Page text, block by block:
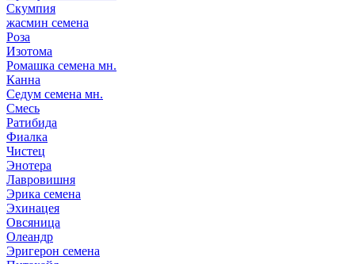
Скумпия
жасмин семена
Роза
Изотома
Ромашка семена мн.
Канна
Седум семена мн.
Смесь
Ратибида
Фиалка
Чистец
Энотера
Лавровишня
Эрика семена
Эхинацея
Овсяница
Олеандр
Эригерон семена